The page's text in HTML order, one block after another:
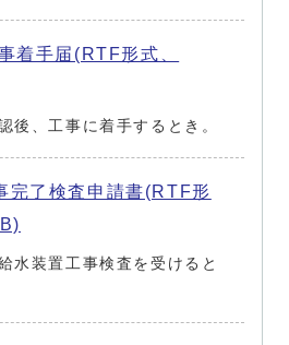
着手届(RTF形式、
後、工事に着手するとき。
完了検査申請書(RTF形
水装置工事検査を受けると